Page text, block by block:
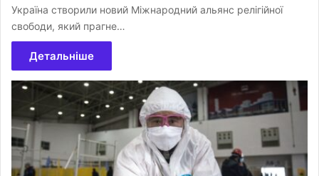
Україна створили новий Міжнародний альянс релігійної
свободи, який прагне…
Детальніше